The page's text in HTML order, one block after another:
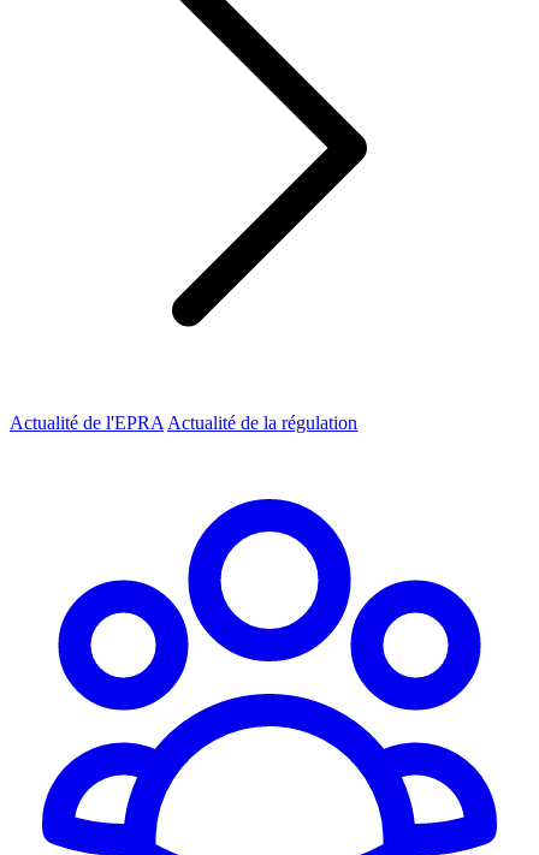
Actualité de l'EPRA Actualité de la régulation